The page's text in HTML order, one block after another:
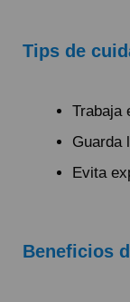
Tips de
Trabaja
Guarda
Evita
Beneficios